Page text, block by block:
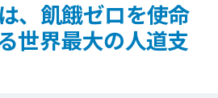
、飢餓ゼロを使命
世界最大の人道支